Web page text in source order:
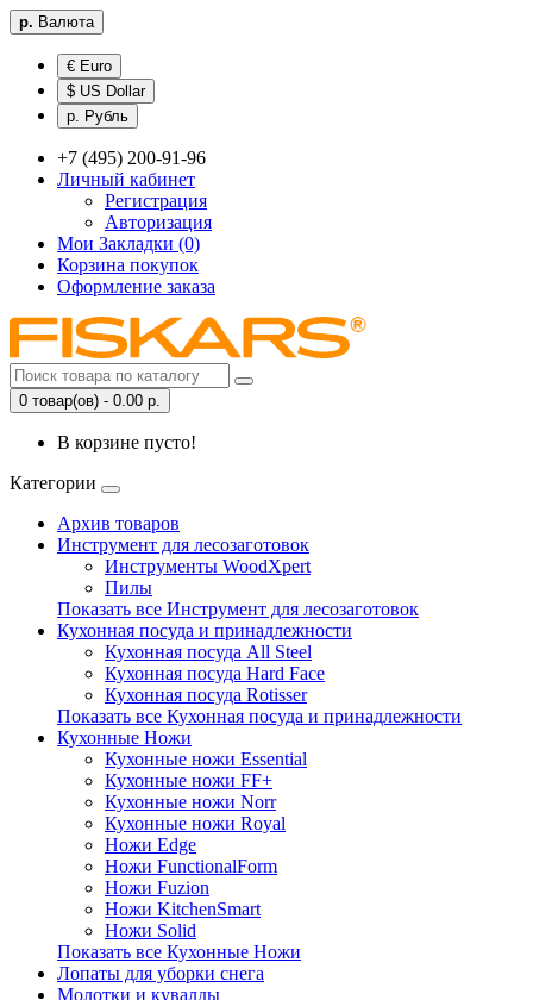
р. Валюта
€ Euro
$ US Dollar
р. Рубль
+7 (495) 200-91-96
Личный кабинет
Регистрация
Авторизация
Мои Закладки (0)
Корзина покупок
Оформление заказа
0 товар(ов) - 0.00 р.
В корзине пусто!
Категории
Архив товаров
Инструмент для лесозаготовок
Инструменты WoodXpert
Пилы
Показать все Инструмент для лесозаготовок
Кухонная посуда и принадлежности
Кухонная посуда All Steel
Кухонная посуда Hard Face
Кухонная посуда Rotisser
Показать все Кухонная посуда и принадлежности
Кухонные Ножи
Кухонные ножи Essential
Кухонные ножи FF+
Кухонные ножи Norr
Кухонные ножи Royal
Ножи Edge
Ножи FunctionalForm
Ножи Fuzion
Ножи KitchenSmart
Ножи Solid
Показать все Кухонные Ножи
Лопаты для уборки снега
Молотки и кувалды